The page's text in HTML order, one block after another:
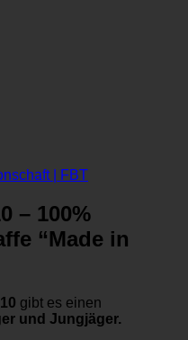
| FBT
– 100%
“Made in
gibt es einen
und Jungjäger.